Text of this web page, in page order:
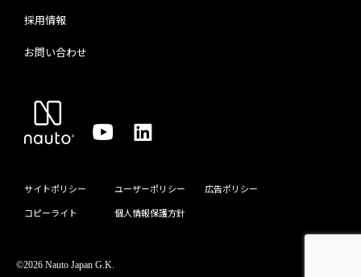
採用情報
お問い合わせ
サイトポリシー ユーザーポリシー
広告ポリシー
コピーライト
個人情報保護方針
©2026 Nauto Japan G.K.